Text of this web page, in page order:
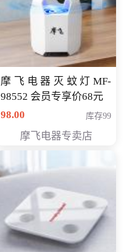
摩飞电器灭蚊灯MF-
98552 会员专享价68元
98.00
库存99
摩飞电器专卖店